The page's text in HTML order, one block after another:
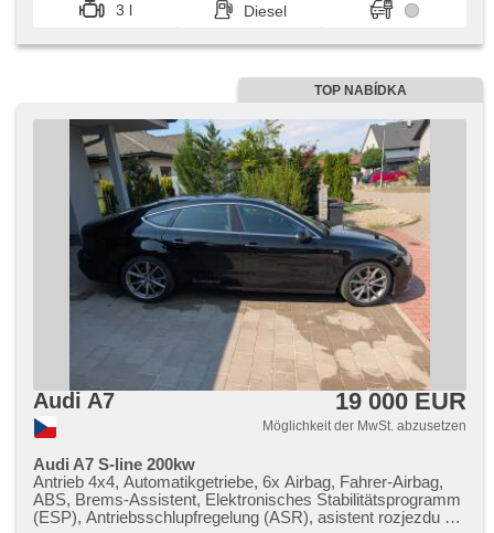
3 l
Diesel
TOP NABÍDKA
Audi A7 19 000 EUR
Möglichkeit der MwSt. abzusetzen
Audi A7 S-line 200kw
Antrieb 4x4, Automatikgetriebe, 6x Airbag, Fahrer-Airbag,
ABS, Brems-Assistent, Elektronisches Stabilitätsprogramm
(ESP), Antriebsschlupfregelung (ASR), asistent rozjezdu do